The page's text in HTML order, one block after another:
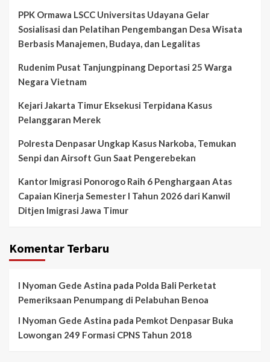
PPK Ormawa LSCC Universitas Udayana Gelar
Sosialisasi dan Pelatihan Pengembangan Desa Wisata
Berbasis Manajemen, Budaya, dan Legalitas
Rudenim Pusat Tanjungpinang Deportasi 25 Warga
Negara Vietnam
Kejari Jakarta Timur Eksekusi Terpidana Kasus
Pelanggaran Merek
Polresta Denpasar Ungkap Kasus Narkoba, Temukan
Senpi dan Airsoft Gun Saat Pengerebekan
Kantor Imigrasi Ponorogo Raih 6 Penghargaan Atas
Capaian Kinerja Semester I Tahun 2026 dari Kanwil
Ditjen Imigrasi Jawa Timur
Komentar Terbaru
I Nyoman Gede Astina pada Polda Bali Perketat
Pemeriksaan Penumpang di Pelabuhan Benoa
I Nyoman Gede Astina pada Pemkot Denpasar Buka
Lowongan 249 Formasi CPNS Tahun 2018